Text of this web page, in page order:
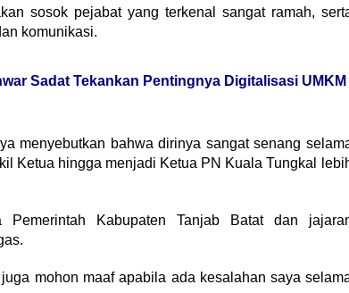
sosok pejabat yang terkenal sangat ramah,
komunikasi.
Sadat Tekankan Pentingnya Digitalisasi UMKM
menyebutkan bahwa dirinya sangat senang
Ketua hingga menjadi Ketua PN Kuala Tungkal
Kabupaten Tanjab Batat dan
mohon maaf apabila ada kesalahan saya